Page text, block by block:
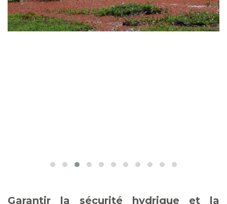
Garantir la sécurité hydrique et la